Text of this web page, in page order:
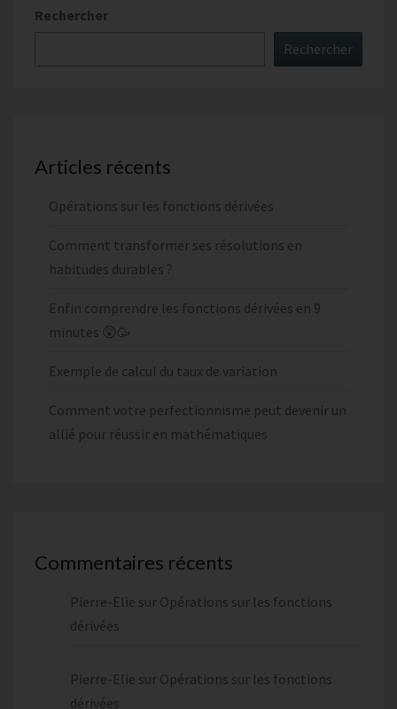
Rechercher
Rechercher
Articles récents
Opérations sur les fonctions dérivées
Comment transformer ses résolutions en
habitudes durables ?
Enfin comprendre les fonctions dérivées en 9
minutes 😲🥳
Exemple de calcul du taux de variation
Comment votre perfectionnisme peut devenir un
allié pour réussir en mathématiques
Commentaires récents
Pierre-Elie sur Opérations sur les fonctions
dérivées
Pierre-Elie sur Opérations sur les fonctions
dérivées